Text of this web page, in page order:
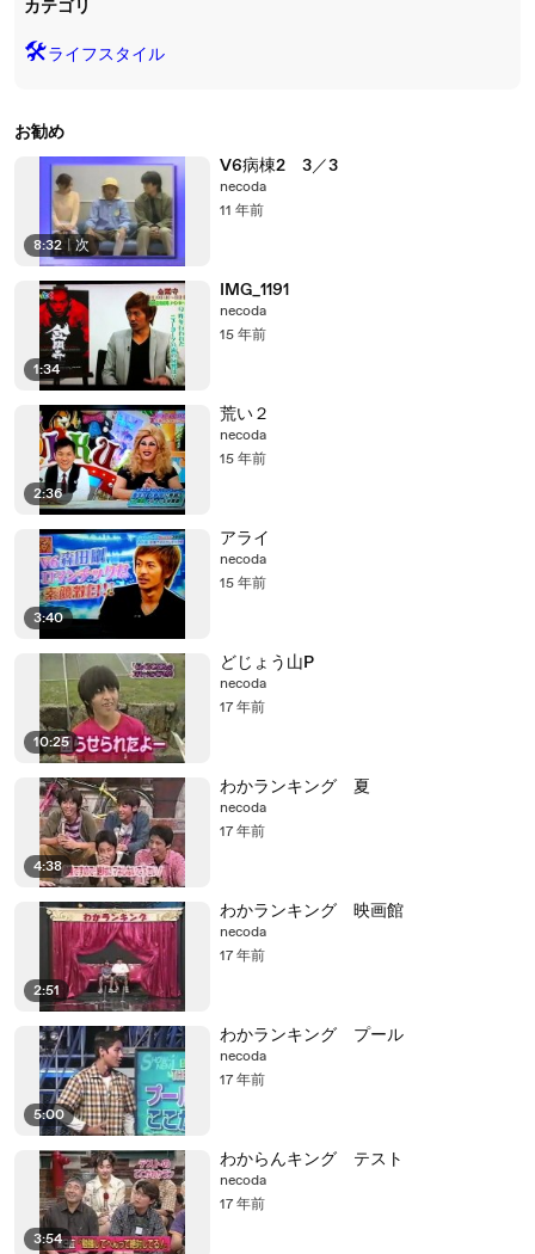
カテゴリ
🛠️ライフスタイル
お勧め
8:32 | 次
V6病棟2 3／3
necoda
11 年前
1:34
IMG_1191
necoda
15 年前
2:36
荒い２
necoda
15 年前
3:40
アライ
necoda
15 年前
10:25
どじょう山P
necoda
17 年前
4:38
わかランキング 夏
necoda
17 年前
2:51
わかランキング 映画館
necoda
17 年前
5:00
わかランキング プール
necoda
17 年前
3:54
わからんキング テスト
necoda
17 年前